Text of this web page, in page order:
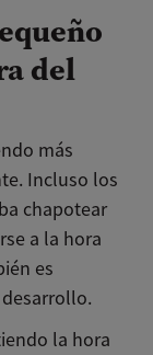
del
más
Incluso los
chapotear
a la hora
es
la hora